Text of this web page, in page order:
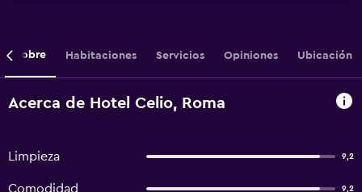
Sobre Habitaciones Servicios Opiniones Ubicación
Acerca de Hotel Celio, Roma
Limpieza 9,2
Comodidad 9,2